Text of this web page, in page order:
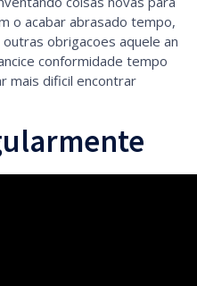
o acabar abrasado tempo,
obrigacoes aquele an
conformidade tempo
mais dificil encontrar